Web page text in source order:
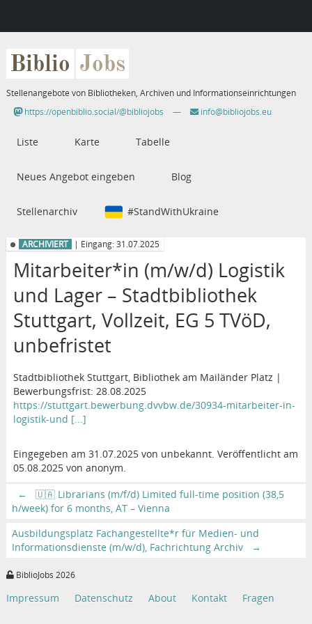
Biblio Jobs
Stellenangebote von Bibliotheken, Archiven und Informationseinrichtungen
https://openbiblio.social/@bibliojobs
— info@bibliojobs.eu
Liste Karte Tabelle
Neues Angebot eingeben Blog
Stellenarchiv #StandWithUkraine
ARCHIVIERT | Eingang: 31.07.2025
Mitarbeiter*in (m/w/d) Logistik
und Lager – Stadtbibliothek
Stuttgart, Vollzeit, EG 5 TVöD,
unbefristet
Stadtbibliothek Stuttgart, Bibliothek am Mailänder Platz |
Bewerbungsfrist: 28.08.2025
https://stuttgart.bewerbung.dvvbw.de/30934-mitarbeiter-in-
logistik-und [...]
Eingegeben am 31.07.2025 von unbekannt. Veröffentlicht am
05.08.2025 von anonym.
←
🇺🇦 Librarians (m/f/d) Limited full-time position (38,5
h/week) for 6 months, AT – Vienna
Ausbildungsplatz Fachangestellte*r für Medien- und
Informationsdienste (m/w/d), Fachrichtung Archiv
→
BiblioJobs 2026
Impressum Datenschutz About Kontakt Fragen